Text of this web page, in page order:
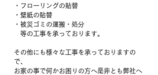
・フローリングの貼替
・壁紙の貼替
・被災ゴミの運搬・処分
等の工事を承っております。
その他にも様々な工事を承っておりますの
で、
お家の事で何かお困りの方へ是非とも弊社へ